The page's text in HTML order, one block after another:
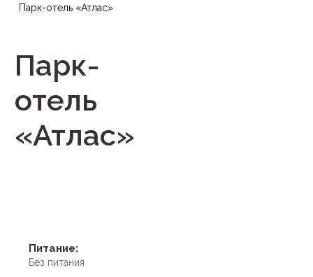
Парк-отель «Атлас»
Парк-
отель
«Атлас»
Питание:
Без питания